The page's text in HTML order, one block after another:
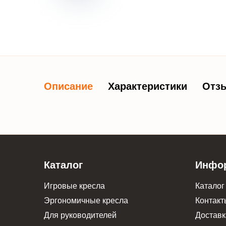
Описание Характеристики
Каталог
Игровые кресла
Эргономичные кресла
Для руководителей
Каталог